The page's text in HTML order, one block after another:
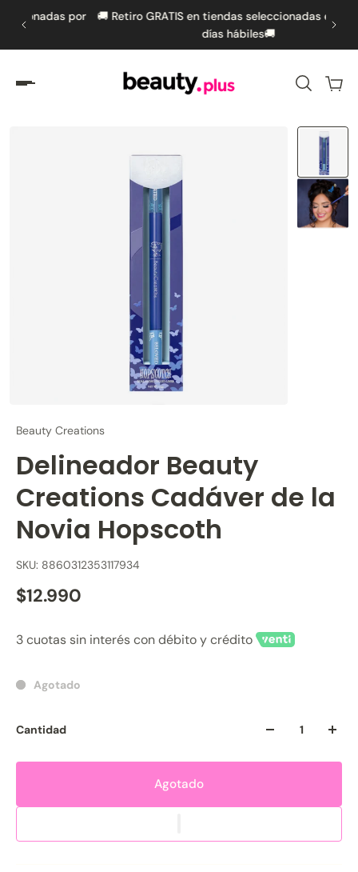
al contenido
🚚 Retiro GRATIS en tiendas seleccionadas en hasta 5
días hábiles🚚
Beauty Creations
Delineador Beauty
Creations Cadáver de la
Novia Hopscoth
SKU: 8860312353117934
$12.990
3 cuotas sin interés con débito y crédito
Agotado
Cantidad
Agotado